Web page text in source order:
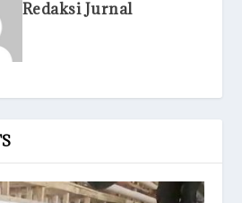
Redaksi Jurnal